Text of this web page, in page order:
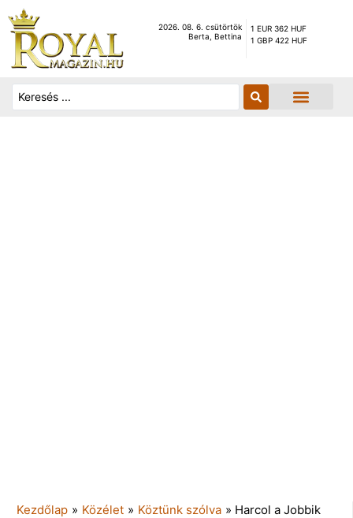
2026. 08. 6. csütörtök
Berta, Bettina
1 EUR 362 HUF
1 GBP 422 HUF
Kezdőlap » Közélet » Köztünk szólva » Harcol a Jobbik